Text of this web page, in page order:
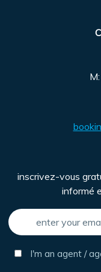
M:
inscrivez-vous
informé
I'm an agent /